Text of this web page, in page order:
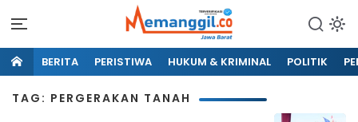
BERITA PERISTIWA HUKUM & KRIMINAL POLITIK
TAG: PERGERAKAN TANAH